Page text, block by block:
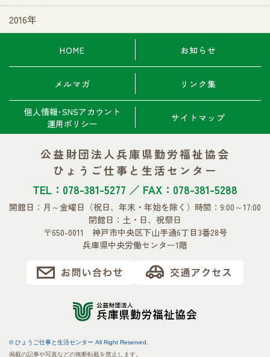
2016年
HOME お知らせ
メルマガ リンク集
個人情報･SNSアカウント
運用ポリシー
サイトマップ
公益財団法人兵庫県勤労福祉協会
ひょうご仕事と生活センター
TEL：078-381-5277 ／ FAX：078-381-5288
開館日：月～金曜日 （祝日、年末・年始を除く） 時間：9:00～17:00
閉館日：土・日、祝祭日
〒650-0011 神戸市中央区下山手通6丁目3番28号
兵庫県中央労働センター1階
© ひょうご仕事と生活センター All Right Reserved.
掲載の記事や写真などの無断転載を禁止します。